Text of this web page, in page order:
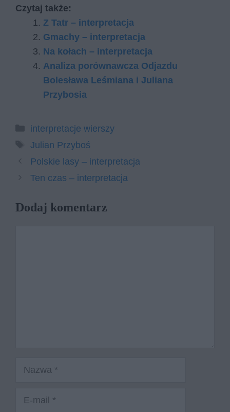
Czytaj także:
Z Tatr – interpretacja
Gmachy – interpretacja
Na kołach – interpretacja
Analiza porównawcza Odjazdu
Bolesława Leśmiana i Juliana
Przybosia
Kategorie
interpretacje wierszy
Tagi
Julian Przyboś
Polskie lasy – interpretacja
Ten czas – interpretacja
Dodaj komentarz